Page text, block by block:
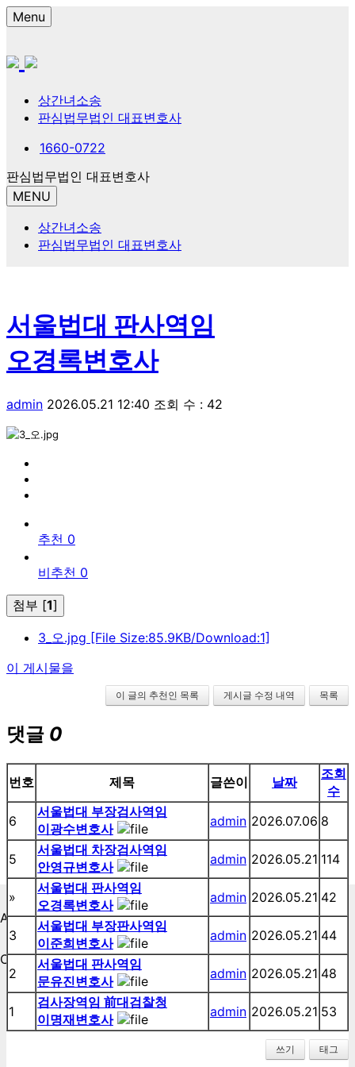
Menu
상간녀소송
판심법무법인 대표변호사
1660-0722
판심법무법인 대표변호사
MENU
상간녀소송
판심법무법인 대표변호사
서울법대 판사역임
오경록변호사
admin 2026.05.21 12:40 조회 수 : 42
추천 0
비추천 0
첨부 [1]
3_오.jpg [File Size:85.9KB/Download:1]
이 게시물을
이 글의 추천인 목록 게시글 수정 내역 목록
댓글 0
번호 제목 글쓴이 날짜
조회
수
6
서울법대 부장검사역임
이광수변호사
admin 2026.07.06 8
5
서울법대 차장검사역임
안영규변호사
admin 2026.05.21 114
»
서울법대 판사역임
오경록변호사
admin 2026.05.21 42
3
서울법대 부장판사역임
이준희변호사
admin 2026.05.21 44
2
서울법대 판사역임
문유진변호사
admin 2026.05.21 48
1
검사장역임 前대검찰청
이명재변호사
admin 2026.05.21 53
쓰기 태그
AGENCY
CONTACT US
1660-0722
010-8702-0200
02-523-0533